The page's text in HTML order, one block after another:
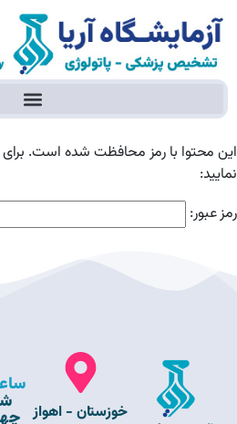
این محتوا با رمز محافظت شده است. برای
نمایید:
رمز عبور:
خوزستان - اهواز